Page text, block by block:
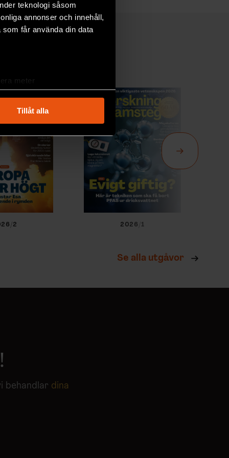
teknologi såsom
annonser och innehåll,
får använda din data
meter
. Du kan ändra
funktioner för
information från din enhet
kombinera informationen
tjänster.
Tillåt alla
2 2026/1
Se alla utgåvor
behandlar dina